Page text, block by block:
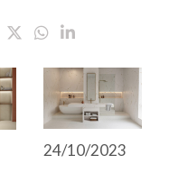
24/10/2023